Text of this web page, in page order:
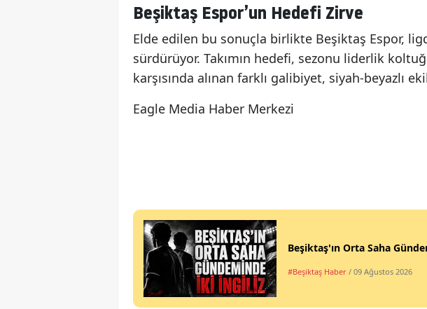
Beşiktaş Espor’un Hedefi Zirve
Elde edilen bu sonuçla birlikte Beşiktaş Espor,
sürdürüyor. Takımın hedefi, sezonu liderlik
karşısında alınan farklı galibiyet, siyah-beyazlı
Eagle Media Haber Merkezi
Beşiktaş'ın Orta Saha
#Beşiktaş Haber / 09 Ağustos 2026